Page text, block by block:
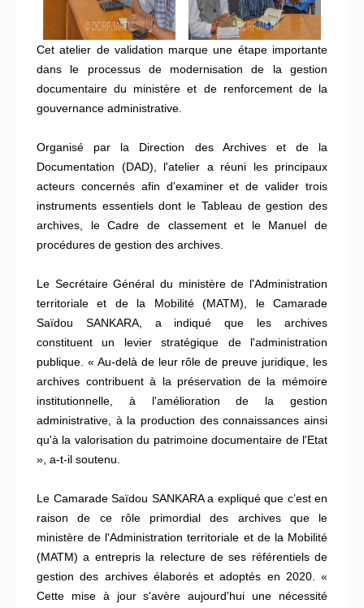
Cet atelier de validation marque une étape importante
dans le processus de modernisation de la gestion
documentaire du ministère et de renforcement de la
gouvernance administrative.
Organisé par la Direction des Archives et de la
Documentation (DAD), l'atelier a réuni les principaux
acteurs concernés afin d'examiner et de valider trois
instruments essentiels dont le Tableau de gestion des
archives, le Cadre de classement et le Manuel de
procédures de gestion des archives.
Le Secrétaire Général du ministère de l'Administration
territoriale et de la Mobilité (MATM), le Camarade
Saïdou SANKARA, a indiqué que les archives
constituent un levier stratégique de l'administration
publique. « Au-delà de leur rôle de preuve juridique, les
archives contribuent à la préservation de la mémoire
institutionnelle, à l'amélioration de la gestion
administrative, à la production des connaissances ainsi
qu'à la valorisation du patrimoine documentaire de l'Etat
», a-t-il soutenu.
Le Camarade Saïdou SANKARA a expliqué que c’est en
raison de ce rôle primordial des archives que le
ministère de l'Administration territoriale et de la Mobilité
(MATM) a entrepris la relecture de ses référentiels de
gestion des archives élaborés et adoptés en 2020. «
Cette mise à jour s'avère aujourd'hui une nécessité